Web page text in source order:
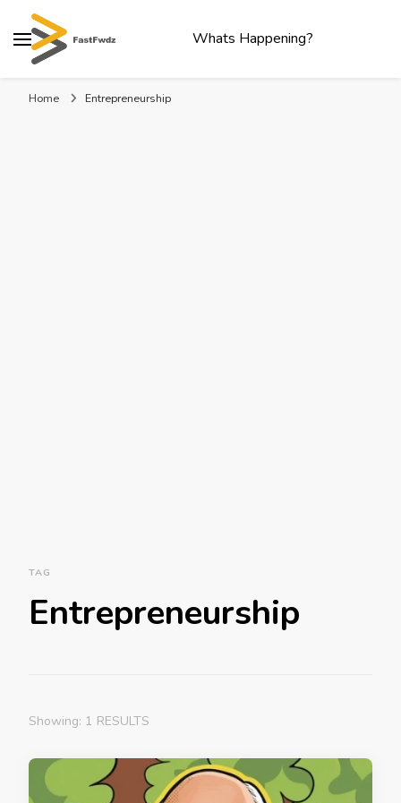
Whats Happening?
Home Entrepreneurship
TAG
Entrepreneurship
Showing: 1 RESULTS